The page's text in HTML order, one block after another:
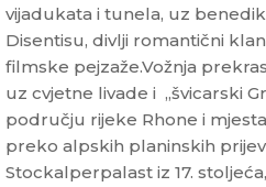
vijadukata i tunela, uz
Disentisu, divlji romantični
filmske pejzaže.Vožnja
uz cvjetne livade i „švicarski
području rijeke Rhone i
preko alpskih planinskih
Stockalperpalast iz 17.